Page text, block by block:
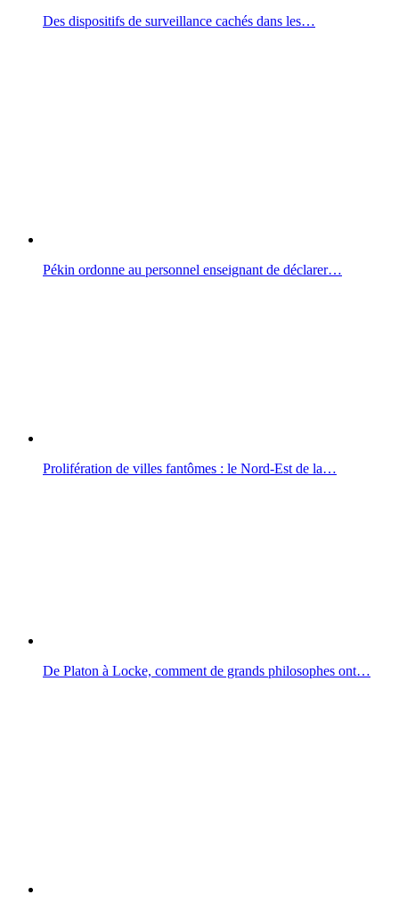
Des dispositifs de surveillance cachés dans les…
Pékin ordonne au personnel enseignant de déclarer…
Prolifération de villes fantômes : le Nord-Est de la…
De Platon à Locke, comment de grands philosophes ont…